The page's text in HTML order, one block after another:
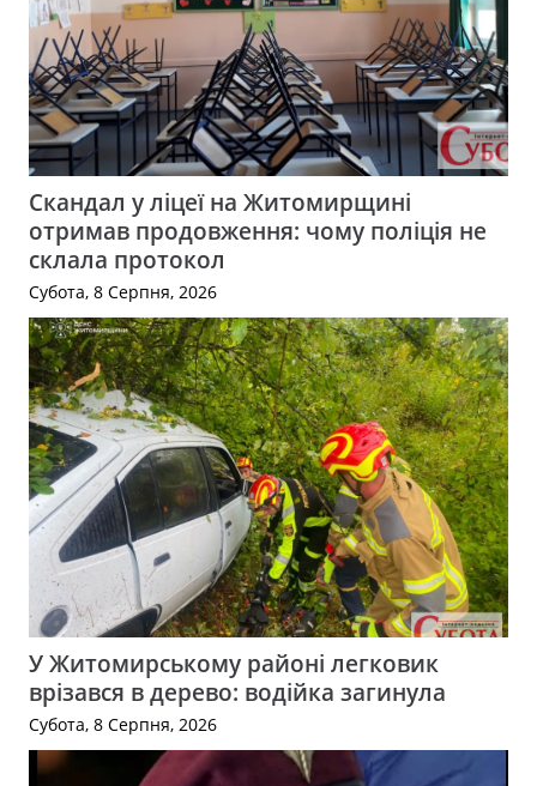
Скандал у ліцеї на Житомирщині
отримав продовження: чому поліція не
склала протокол
Субота, 8 Серпня, 2026
У Житомирському районі легковик
врізався в дерево: водійка загинула
Субота, 8 Серпня, 2026